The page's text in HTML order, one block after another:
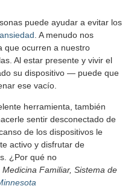
puede ayudar a evitar los
ansiedad . A menudo nos
que ocurren a nuestro
Al estar presente y vivir el
su dispositivo — puede que
ese vacío.
herramienta, también
sentir desconectado de
de los dispositivos le
activo y disfrutar de
¿Por qué no
Medicina Familiar, Sistema de